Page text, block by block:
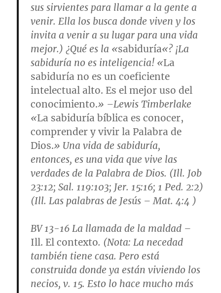
sus sirvientes para llamar a la gente a
venir. Ella los busca donde viven y los
invita a venir a su lugar para una vida
mejor.) ¿Qué es la «sabiduría«? ¡La
sabiduría no es inteligencia! «La
sabiduría no es un coeficiente
intelectual alto. Es el mejor uso del
conocimiento.» –Lewis Timberlake
«La sabiduría bíblica es conocer,
comprender y vivir la Palabra de
Dios.» Una vida de sabiduría,
entonces, es una vida que vive las
verdades de la Palabra de Dios. (Ill. Job
23:12; Sal. 119:103; Jer. 15:16; 1 Ped. 2:2)
(Ill. Las palabras de Jesús – Mat. 4:4 )
BV 13-16 La llamada de la maldad –
Ill. El contexto. (Nota: La necedad
también tiene casa. Pero está
construida donde ya están viviendo los
necios,v. 15. Esto lo hace mucho más